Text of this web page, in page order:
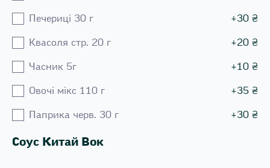
Печериці 30 г +30 ₴
Квасоля стр. 20 г +20 ₴
Часник 5г +10 ₴
Овочі мікс 110 г +35 ₴
Паприка черв. 30 г +30 ₴
Соус Китай Вок